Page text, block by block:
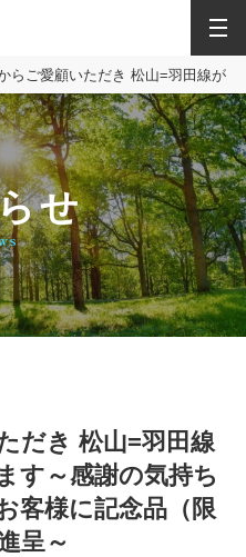
らご愛顧いただき 松山=羽田線が
せ
だき 松山=羽田線
す～感謝の気持ち
客様に記念品（限
呈～